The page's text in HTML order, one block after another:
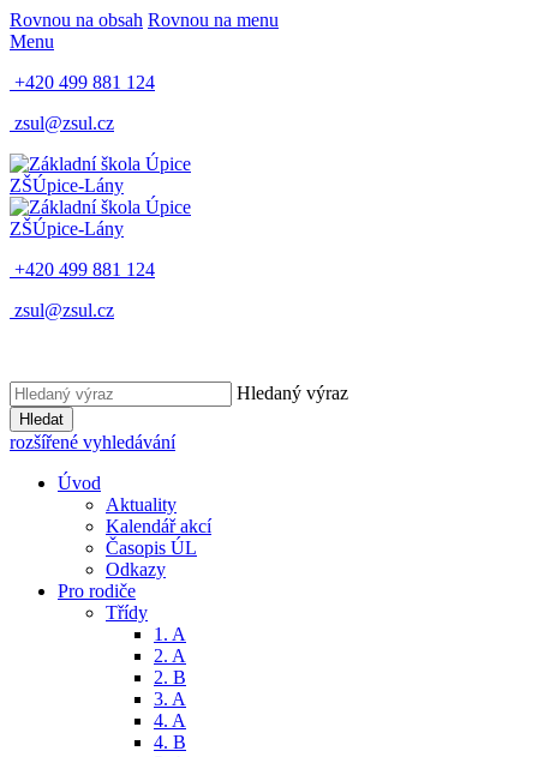
Rovnou na obsah Rovnou na menu
Menu
+420 499 881 124
zsul@zsul.cz
ZŠÚpice-Lány
ZŠÚpice-Lány
+420 499 881 124
zsul@zsul.cz
Hledaný výraz
Hledat
rozšířené vyhledávání
Úvod
Aktuality
Kalendář akcí
Časopis ÚL
Odkazy
Pro rodiče
Třídy
1. A
2. A
2. B
3. A
4. A
4. B